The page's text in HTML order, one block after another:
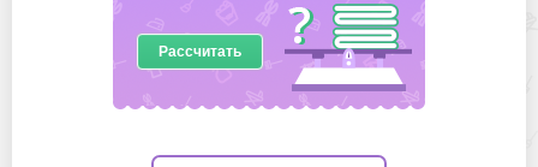
Рассчитать